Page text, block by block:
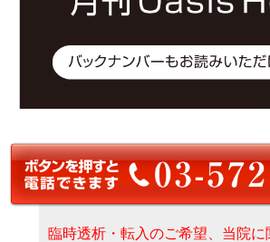
臨時透析・転入のご希望、当院に